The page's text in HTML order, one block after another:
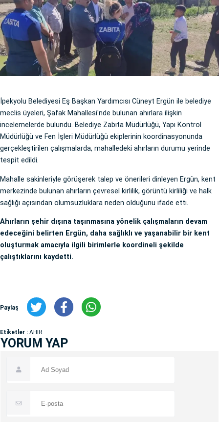
İpekyolu Belediyesi Eş Başkan Yardımcısı Cüneyt Ergün ile belediye
meclis üyeleri, Şafak Mahallesi'nde bulunan ahırlara ilişkin
incelemelerde bulundu. Belediye Zabıta Müdürlüğü, Yapı Kontrol
Müdürlüğü ve Fen İşleri Müdürlüğü ekiplerinin koordinasyonunda
gerçekleştirilen çalışmalarda, mahalledeki ahırların durumu yerinde
tespit edildi.
Mahalle sakinleriyle görüşerek talep ve önerileri dinleyen Ergün, kent
merkezinde bulunan ahırların çevresel kirlilik, görüntü kirliliği ve halk
sağlığı açısından olumsuzluklara neden olduğunu ifade etti.
Ahırların şehir dışına taşınmasına yönelik çalışmaların devam
edeceğini belirten Ergün, daha sağlıklı ve yaşanabilir bir kent
oluşturmak amacıyla ilgili birimlerle koordineli şekilde
çalıştıklarını kaydetti.
Paylaş
Etiketler : AHIR
YORUM YAP